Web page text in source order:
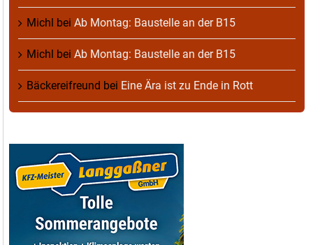
Michl bei Ab Montag: Baustelle an der B15
Michl bei Ab Montag: Baustelle an der B15
Bäckereifreund bei Eine Ära ist zu Ende in Rott